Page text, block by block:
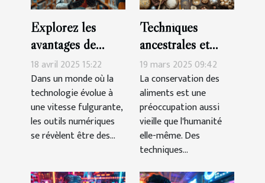
Explorez les
avantages de
l'utilisation d'un
chatbot basé sur
l'IA pour
l'apprentissage
des langues
18 avril 2025 15:22
Dans un monde où la
technologie évolue à
une vitesse fulgurante,
les outils numériques
se révèlent être des...
Techniques
ancestrales et
modernes de
conservation des
aliments
19 mars 2025 09:42
La conservation des
aliments est une
préoccupation aussi
vieille que l'humanité
elle-même. Des
techniques...